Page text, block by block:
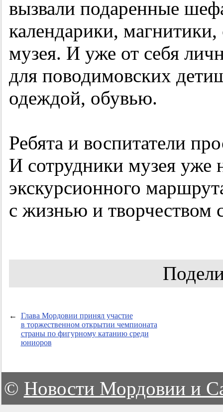
вызвали подаренные
календарики,
музея. И уже от себя
для поводимовских
одеждой, обувью.
Ребята и воспитатели
И сотрудники музея уже
экскурсионного
с жизнью и творчеством
←
Глава Мордовии принял участие
в торжественном открытии чемпионата
страны по фигурному катанию среди
юниоров
© Новости Мордовии и